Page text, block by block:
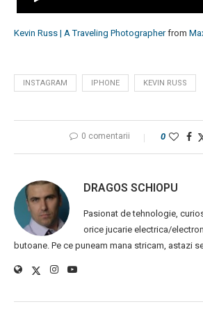
Kevin Russ | A Traveling Photographerfrom
INSTAGRAM IPHONE KEVIN RUSS
0 comentarii 0
DRAGOS SCHIOPU
Pasionat de tehnologie,
orice jucarie electrica/
butoane. Pe ce puneam mana stricam, astazi